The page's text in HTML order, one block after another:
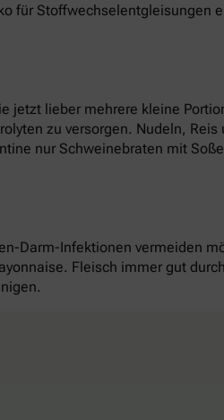
für Stoffwechselentgleisungen
jetzt lieber mehrere kleine
zu versorgen. Nudeln, Reis
nur Schweinebraten mit
Darm-Infektionen vermeiden
Fleisch immer gut